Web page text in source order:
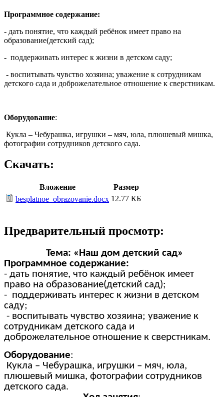
Программное содержание:
- дать понятие, что каждый ребёнок имеет право на
образование(детский сад);
- поддерживать интерес к жизни в детском саду;
- воспитывать чувство хозяина; уважение к сотрудникам
детского сада и доброжелательное отношение к сверстникам.
Оборудование:
Кукла – Чебурашка, игрушки – мяч, юла, плюшевый мишка,
фотографии сотрудников детского сада.
Скачать:
Вложение
Размер
besplatnoe_obrazovanie.docx 12.77 КБ
Предварительный просмотр:
Тема: «Наш дом детский сад»
Программное содержание:
- дать понятие, что каждый ребёнок имеет
право на образование(детский сад);
- поддерживать интерес к жизни в детском
саду;
- воспитывать чувство хозяина; уважение к
сотрудникам детского сада и
доброжелательное отношение к сверстникам.
Оборудование:
Кукла – Чебурашка, игрушки – мяч, юла,
плюшевый мишка, фотографии сотрудников
детского сада.